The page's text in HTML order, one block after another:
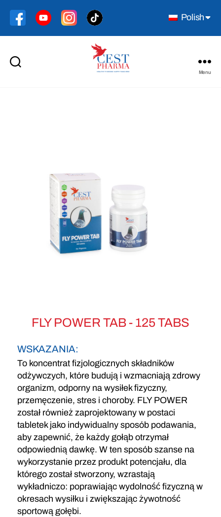
Polish
Menu
FLY POWER TAB - 125 TABS
WSKAZANIA:
To koncentrat fizjologicznych składników
odżywczych, które budują i wzmacniają zdrowy
organizm, odporny na wysiłek fizyczny,
przemęczenie, stres i choroby. FLY POWER
został również zaprojektowany w postaci
tabletek jako indywidualny sposób podawania,
aby zapewnić, że każdy gołąb otrzymał
odpowiednią dawkę. W ten sposób szanse na
wykorzystanie przez produkt potencjału, dla
którego został stworzony, wzrastają
wykładniczo: poprawiając wydolność fizyczną w
okresach wysiłku i zwiększając żywotność
sportową gołębi.